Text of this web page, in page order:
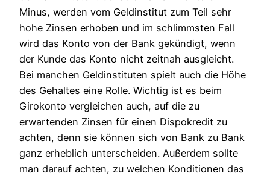
Minus, werden vom Geldinstitut zum Teil sehr
hohe Zinsen erhoben und im schlimmsten Fall
wird das Konto von der Bank gekündigt, wenn
der Kunde das Konto nicht zeitnah ausgleicht.
Bei manchen Geldinstituten spielt auch die Höhe
des Gehaltes eine Rolle. Wichtig ist es beim
Girokonto vergleichen auch, auf die zu
erwartenden Zinsen für einen Dispokredit zu
achten, denn sie können sich von Bank zu Bank
ganz erheblich unterscheiden. Außerdem sollte
man darauf achten, zu welchen Konditionen das